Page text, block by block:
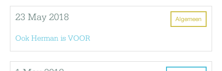
Algemeen
23 May 2018
Ook Herman is VOOR